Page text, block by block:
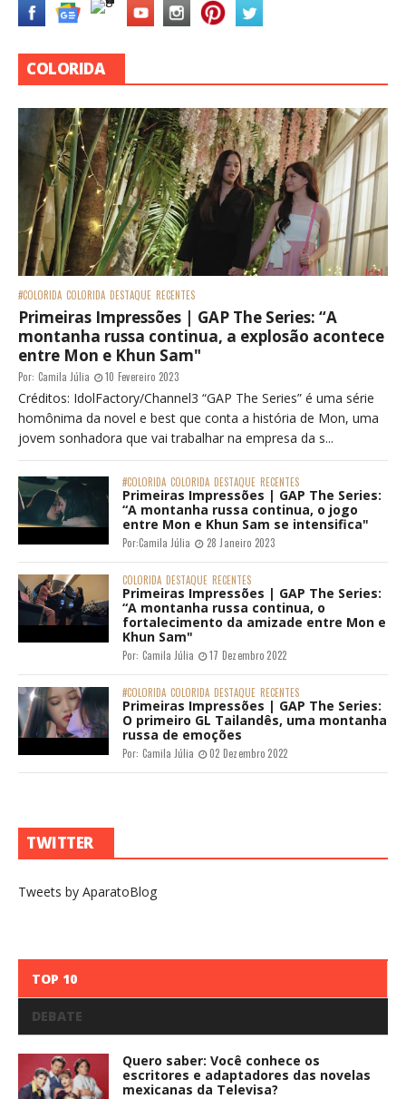
COLORIDA
#COLORIDA COLORIDA DESTAQUE RECENTES
Primeiras Impressões | GAP The Series: “A
montanha russa continua, a explosão acontece
entre Mon e Khun Sam"
Por: Camila Júlia 10 Fevereiro 2023
Créditos: IdolFactory/Channel3 “GAP The Series” é uma série
homônima da novel e best que conta a história de Mon, uma
jovem sonhadora que vai trabalhar na empresa da s...
#COLORIDA COLORIDA DESTAQUE RECENTES
Primeiras Impressões | GAP The Series:
“A montanha russa continua, o jogo
entre Mon e Khun Sam se intensifica"
Por:Camila Júlia 28 Janeiro 2023
COLORIDA DESTAQUE RECENTES
Primeiras Impressões | GAP The Series:
“A montanha russa continua, o
fortalecimento da amizade entre Mon e
Khun Sam"
Por: Camila Júlia 17 Dezembro 2022
#COLORIDA COLORIDA DESTAQUE RECENTES
Primeiras Impressões | GAP The Series:
O primeiro GL Tailandês, uma montanha
russa de emoções
Por: Camila Júlia 02 Dezembro 2022
TWITTER
Tweets by AparatoBlog
TOP 10
DEBATE
Quero saber: Você conhece os
escritores e adaptadores das novelas
mexicanas da Televisa?